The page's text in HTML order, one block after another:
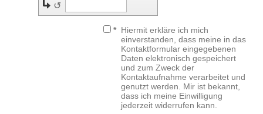
↺
* Hiermit erkläre ich mich
einverstanden, dass meine in das
Kontaktformular eingegebenen
Daten elektronisch gespeichert
und zum Zweck der
Kontaktaufnahme verarbeitet und
genutzt werden. Mir ist bekannt,
dass ich meine Einwilligung
jederzeit widerrufen kann.